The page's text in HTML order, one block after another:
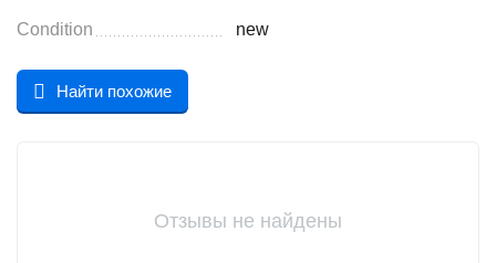
Condition new
Найти похожие
Отзывы не найдены